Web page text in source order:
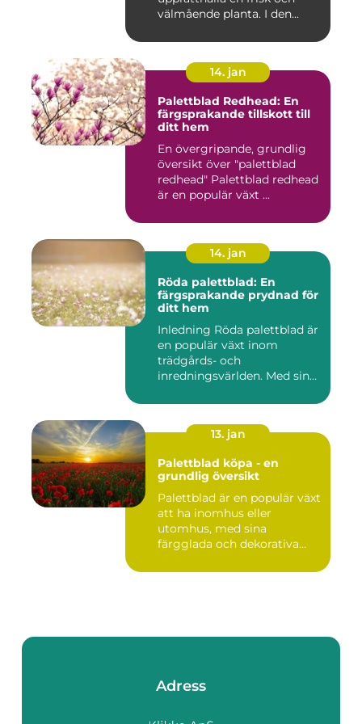
välmående planta. I den...
14. jan
Palettblad Redhead: En
färgsprakande tillskott till
ditt hem
En övergripande, grundlig
översikt över "palettblad
redhead" Palettblad redhead
är en populär växt ...
14. jan
Röda palettblad: En
färgsprakande prydnad för
ditt hem
Inledning Röda palettblad är
en populär växt inom
trädgårds- och
inredningsvärlden. Med sina
13. jan
Palettblad köpa - en
grundlig översikt
Palettblad är en populär växt
att ha inomhus eller
utomhus, med sina
färgglada och dekorativa
Adress